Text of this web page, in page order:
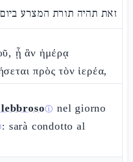
זאת תהיה תורת המצרע
ᾗ ἂν ἡμέρᾳ
πρὸς τὸν ἱερέα,
ⓘ nel giorno
: sarà condotto al